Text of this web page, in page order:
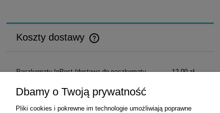
Koszty dostawy
Cena nie zawiera ewentualnych kosztów płatności
Paczkomaty InPost(dostawa do paczkomatu
12,00 zł
Przesyłka kurierska
(dostawa pod wskazany
adres)
Dbamy o Twoją prywatność
Pliki cookies i pokrewne im technologie umożliwiają poprawne